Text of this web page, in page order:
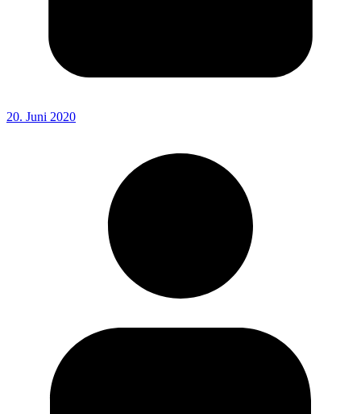
20. Juni 2020